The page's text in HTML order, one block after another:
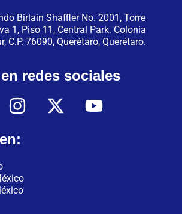
Birlain Shaffler No. 2001, Torre
1, Piso 11, Central Park. Colonia
C.P. 76090, Querétaro, Querétaro.
redes sociales